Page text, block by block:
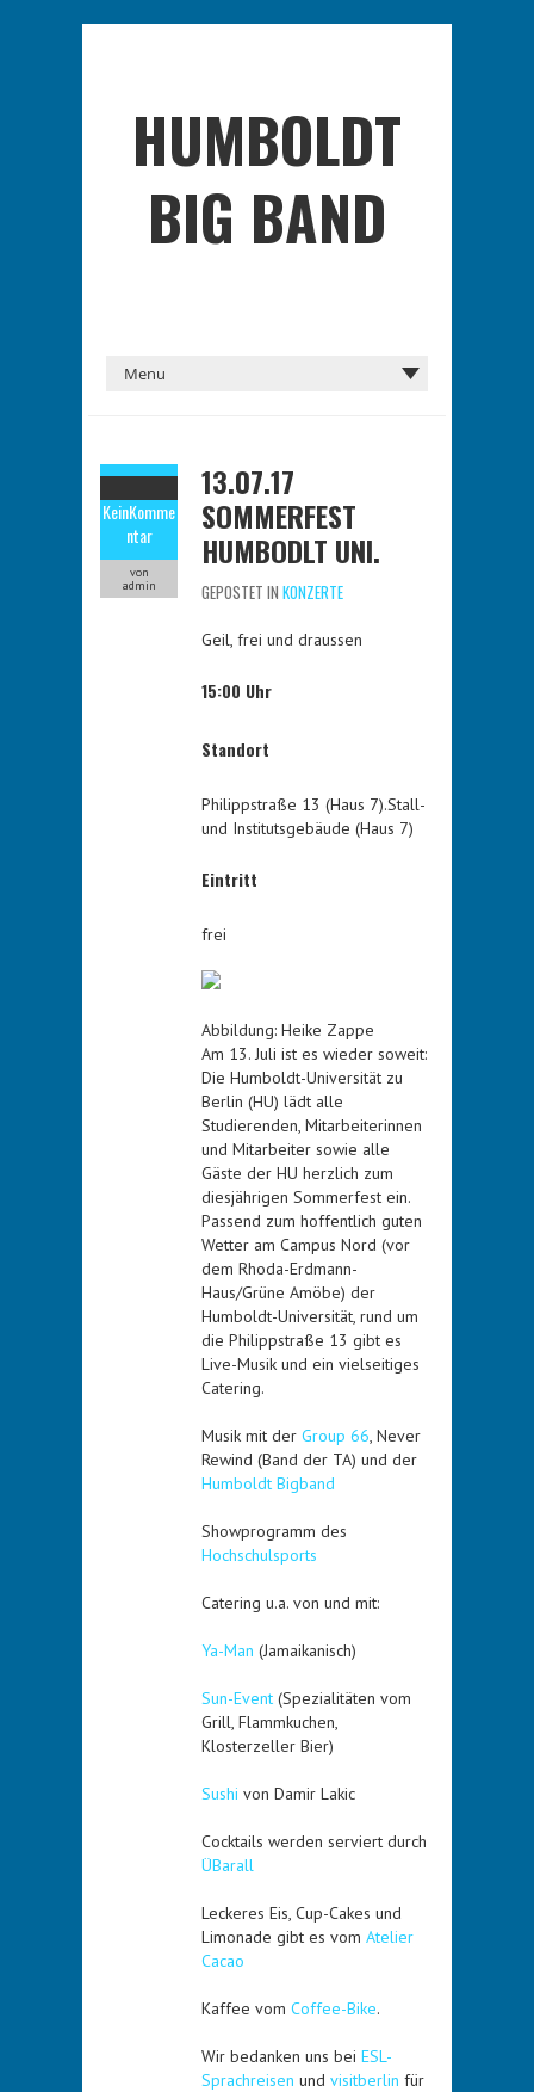
HUMBOLDT
BIG BAND
KeinKomme
ntar
von
admin
13.07.17
SOMMERFEST
HUMBODLT UNI.
GEPOSTET IN KONZERTE
Geil, frei und draussen
15:00 Uhr
Standort
Philippstraße 13 (Haus 7).Stall-
und Institutsgebäude (Haus 7)
Eintritt
frei
Abbildung: Heike Zappe
Am 13. Juli ist es wieder soweit:
Die Humboldt-Universität zu
Berlin (HU) lädt alle
Studierenden, Mitarbeiterinnen
und Mitarbeiter sowie alle
Gäste der HU herzlich zum
diesjährigen Sommerfest ein.
Passend zum hoffentlich guten
Wetter am Campus Nord (vor
dem Rhoda-Erdmann-
Haus/Grüne Amöbe) der
Humboldt-Universität, rund um
die Philippstraße 13 gibt es
Live-Musik und ein vielseitiges
Catering.
Musik mit der Group 66, Never
Rewind (Band der TA) und der
Humboldt Bigband
Showprogramm des
Hochschulsports
Catering u.a. von und mit:
Ya-Man (Jamaikanisch)
Sun-Event (Spezialitäten vom
Grill, Flammkuchen,
Klosterzeller Bier)
Sushi von Damir Lakic
Cocktails werden serviert durch
ÜBarall
Leckeres Eis, Cup-Cakes und
Limonade gibt es vom Atelier
Cacao
Kaffee vom Coffee-Bike.
Wir bedanken uns bei ESL-
Sprachreisen und visitberlin für